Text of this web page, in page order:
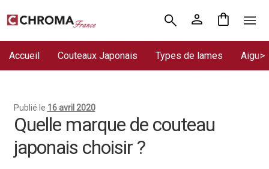
Aller
navigation
Aller
Accueil Couteaux Japonais Types de lames
Chroma France
Commande
Conditions Générales de Vente
Publié le 16 avril 2020
Quelle marque de couteau
japonais choisir ?